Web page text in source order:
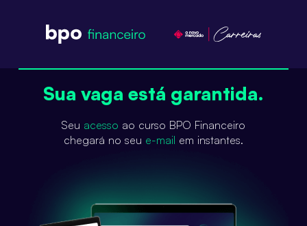
Sua vaga está garantida.
Seu acesso ao curso BPO Financeiro
chegará no seu e-mail em instantes.